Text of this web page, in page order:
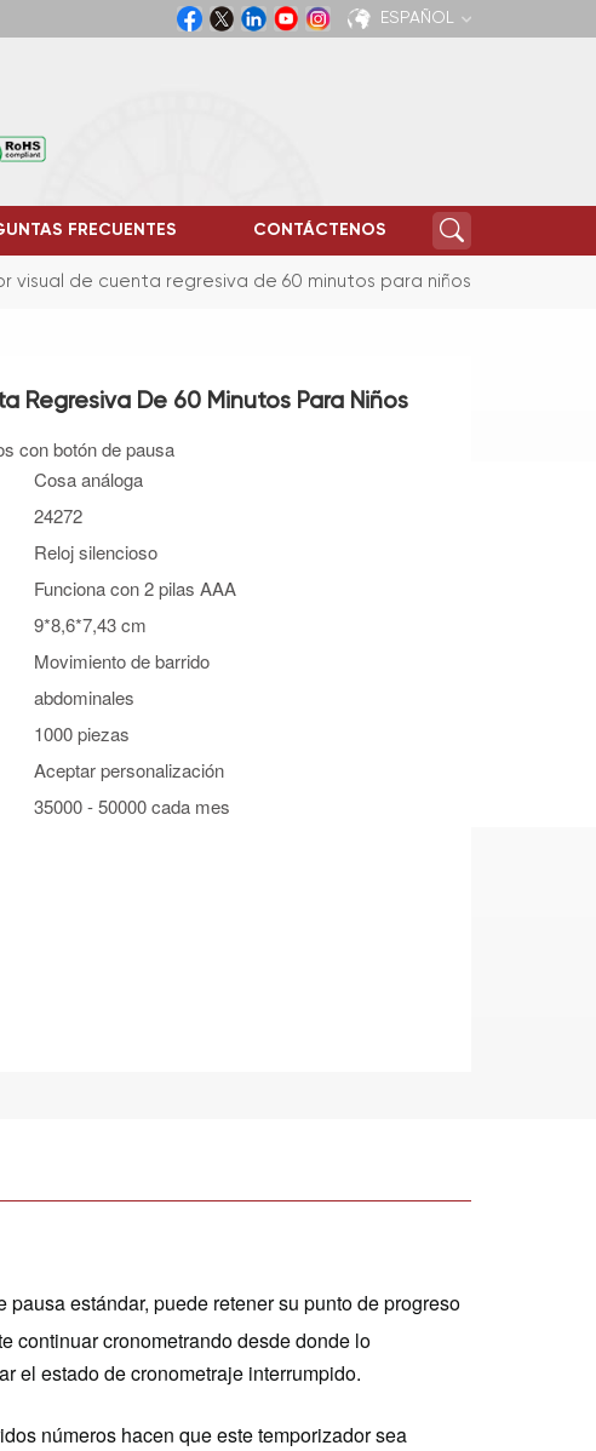
ESPAÑOL
FRECUENTES CONTÁCTENOS
visual de cuenta regresiva de 60 minutos para niños
Regresiva De 60 Minutos Para Niños
con botón de pausa
Cosa análoga
24272
Reloj silencioso
Funciona con 2 pilas AAA
9*8,6*7,43 cm
Movimiento de barrido
abdominales
1000 piezas
Aceptar personalización
35000 - 50000 cada mes
estándar, puede retener su punto de progreso
continuar cronometrando desde donde lo
el estado de cronometraje interrumpido.
números hacen que este temporizador sea